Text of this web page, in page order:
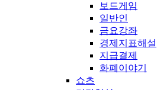
보드게임
일반인
금요강좌
경제지표해설
지급결제
화폐이야기
쇼츠